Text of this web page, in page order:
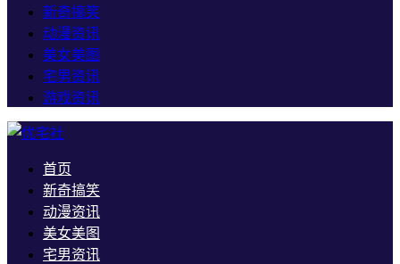
新奇搞笑
动漫资讯
美女美图
宅男资讯
游戏资讯
首页
新奇搞笑
动漫资讯
美女美图
宅男资讯